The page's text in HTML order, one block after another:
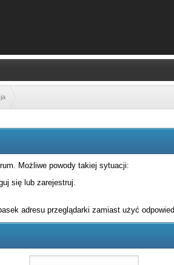
Możliwe powody takiej sytuacji:
się lub zarejestruj.
adresu przeglądarki zamiast użyć